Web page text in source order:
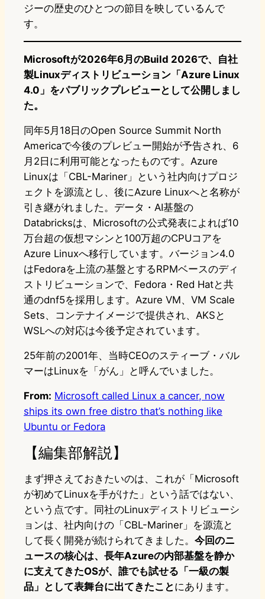
ジーの歴史のひとつの節目を映しているんで
す。
Microsoftが2026年6月のBuild 2026で、自社
製Linuxディストリビューション「Azure Linux
4.0」をパブリックプレビューとして公開しまし
た。
同年5月18日のOpen Source Summit North
Americaで今後のプレビュー開始が予告され、6
月2日に利用可能となったものです。Azure
Linuxは「CBL-Mariner」という社内向けプロジ
ェクトを源流とし、後にAzure Linuxへと名称が
引き継がれました。データ・AI基盤の
Databricksは、Microsoftの公式発表によれば10
万台超の仮想マシンと100万超のCPUコアを
Azure Linuxへ移行しています。バージョン4.0
はFedoraを上流の基盤とするRPMベースのディ
ストリビューションで、Fedora・Red Hatと共
通のdnf5を採用します。Azure VM、VM Scale
Sets、コンテナイメージで提供され、AKSと
WSLへの対応は今後予定されています。
25年前の2001年、当時CEOのスティーブ・バル
マーはLinuxを「がん」と呼んでいました。
From: Microsoft called Linux a cancer, now
ships its own free distro that’s nothing like
Ubuntu or Fedora
【編集部解説】
まず押さえておきたいのは、これが「Microsoft
が初めてLinuxを手がけた」という話ではない、
という点です。同社のLinuxディストリビューシ
ョンは、社内向けの「CBL-Mariner」を源流と
して長く開発が続けられてきました。 今回のニ
ュースの核心は、長年Azureの内部基盤を静か
に支えてきたOSが、誰でも試せる「一級の製
品」として表舞台に出てきたことにあります。